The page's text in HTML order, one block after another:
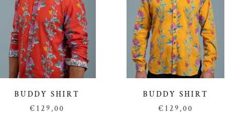
BUDDY SHIRT
€129,00
BUDDY SHIRT
€129,00